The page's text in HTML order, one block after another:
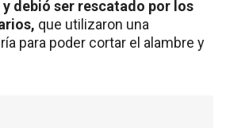
debió ser rescatado por los
que utilizaron una
para poder cortar el alambre y